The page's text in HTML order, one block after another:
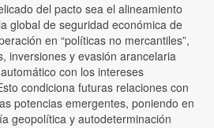
del pacto sea el alineamiento
global de seguridad económica de
en “políticas no mercantiles”,
inversiones y evasión arancelaria
con los intereses
condiciona futuras relaciones con
potencias emergentes, poniendo en
geopolítica y autodeterminación